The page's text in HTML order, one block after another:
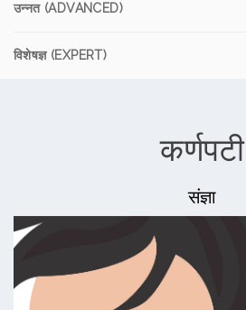
उन्नत (ADVANCED)
विशेषज्ञ (EXPERT)
कर्णपटी
संज्ञा